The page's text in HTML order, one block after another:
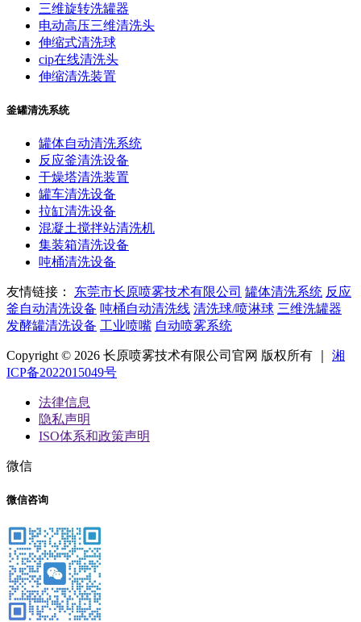
三维旋转洗罐器
电动高压三维清洗头
伸缩式清洗球
cip在线清洗头
伸缩清洗装置
釜罐清洗系统
罐体自动清洗系统
反应釜清洗设备
干燥塔清洗装置
罐车清洗设备
拉缸清洗设备
混凝土搅拌站清洗机
集装箱清洗设备
吨桶清洗设备
友情链接： 东莞市长原喷雾技术有限公司 罐体清洗系统 反应
釜自动清洗设备 吨桶自动清洗线 清洗球/喷淋球 三维洗罐器
发酵罐清洗设备 工业喷嘴 自动喷雾系统
Copyright © 2026 长原喷雾技术有限公司官网 版权所有 ｜ 湘
ICP备2022015049号
法律信息
隐私声明
ISO体系和政策声明
微信
微信咨询